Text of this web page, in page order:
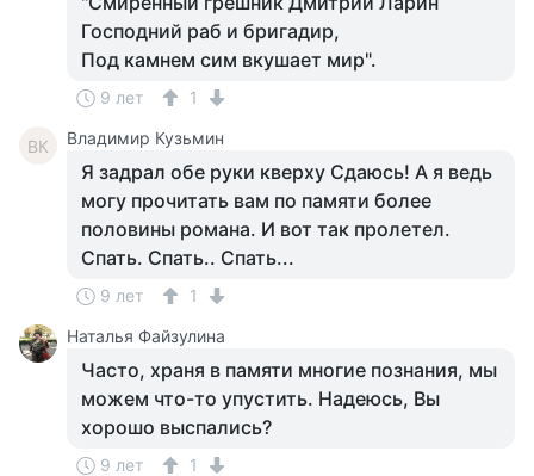
Господний раб и бригадир,
Под камнем сим вкушает мир".
9 лет 1
ВК Владимир Кузьмин
Я задрал обе руки кверху Сдаюсь! А я ведь
могу прочитать вам по памяти более
половины романа. И вот так пролетел.
Спать. Спать.. Спать...
9 лет
1
Наталья Файзулина
Часто, храня в памяти многие познания, мы
можем что-то упустить. Надеюсь, Вы
хорошо выспались?
9 лет 1